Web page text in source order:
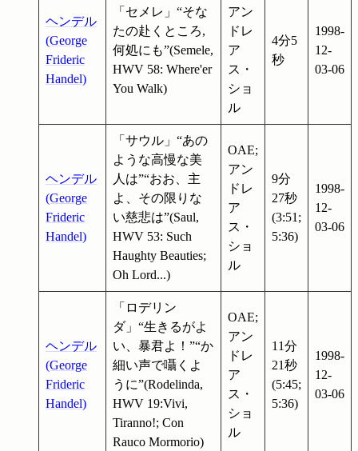
ヘンデル
(George
Frideric
Handel)
「セメレ」“そな
たの赴くところ,
何処にも”(Semele,
HWV 58: Where'er
You Walk)
アン
ドレ
ア
ス・
ショ
ル
4分5
秒
1998-
12-
03-06
ヘンデル
(George
Frideric
Handel)
「サウル」“あの
ような高慢な美
人は”“おお、主
よ、その限りな
い慈悲は”(Saul,
HWV 53: Such
Haughty Beauties;
Oh Lord...)
OAE;
アン
ドレ
ア
ス・
ショ
ル
9分
27秒
(3:51;
5:36)
1998-
12-
03-06
ヘンデル
(George
Frideric
Handel)
「ロデリン
ダ」“生きるがよ
い、暴君よ！”“か
細い声で囁くよ
うに”(Rodelinda,
HWV 19:Vivi,
Tiranno!; Con
Rauco Mormorio)
OAE;
アン
ドレ
ア
ス・
ショ
ル
11分
21秒
(5:45;
5:36)
1998-
12-
03-06